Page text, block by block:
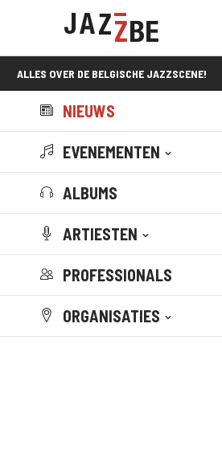
ALLES OVER DE BELGISCHE JAZZSCENE!
NIEUWS
EVENEMENTEN
ALBUMS
ARTIESTEN
PROFESSIONALS
ORGANISATIES